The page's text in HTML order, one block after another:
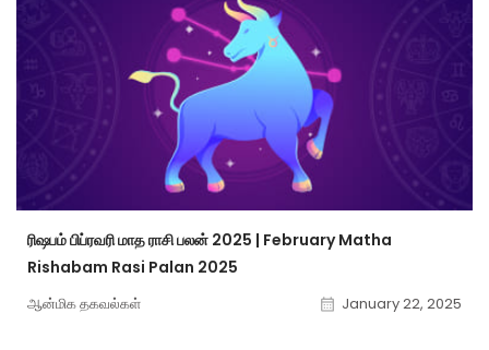
ரிஷபம் பிப்ரவரி மாத ராசி பலன் 2025 | February Matha
Rishabam Rasi Palan 2025
ஆன்மிக தகவல்கள் January 22, 2025